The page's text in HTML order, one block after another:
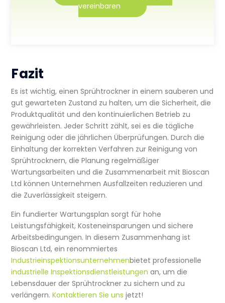
vereinbaren
Fazit
Es ist wichtig, einen Sprühtrockner in einem sauberen und
gut gewarteten Zustand zu halten, um die Sicherheit, die
Produktqualität und den kontinuierlichen Betrieb zu
gewährleisten. Jeder Schritt zählt, sei es die tägliche
Reinigung oder die jährlichen Überprüfungen. Durch die
Einhaltung der korrekten Verfahren zur Reinigung von
Sprühtrocknern, die Planung regelmäßiger
Wartungsarbeiten und die Zusammenarbeit mit Bioscan
Ltd können Unternehmen Ausfallzeiten reduzieren und
die Zuverlässigkeit steigern.
Ein fundierter Wartungsplan sorgt für hohe
Leistungsfähigkeit, Kosteneinsparungen und sichere
Arbeitsbedingungen. In diesem Zusammenhang ist
Bioscan Ltd, ein renommiertes
Industrieinspektionsunternehmenbietet professionelle
industrielle Inspektionsdienstleistungenan, um die
Lebensdauer der Sprühtrockner zu sichern und zu
verlängern.Kontaktieren Sie uns jetzt!